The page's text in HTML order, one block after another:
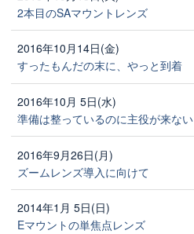
2本目のSAマウントレンズ
2016年10月14日(金)
すったもんだの末に、やっと到着
2016年10月 5日(水)
準備は整っているのに主役が来ない
2016年9月26日(月)
ズームレンズ導入に向けて
2014年1月 5日(日)
Eマウントの単焦点レンズ